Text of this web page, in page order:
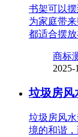
书架可以
为家庭带
都适合摆
商标
2025-
垃圾房风
垃圾房风
境的和谐